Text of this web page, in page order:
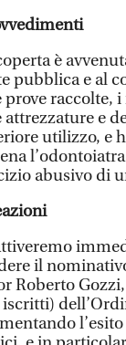
è
pubblica e al
prove raccolte,
attrezzature e
utilizzo, e
abusivo di
il
Roberto
iscritti)